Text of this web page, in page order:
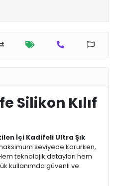
Silikon Kılıf
İçi Kadifeli Ultra Şık
maksimum seviyede korurken,
teknolojik detayları hem
kullanımda güvenli ve